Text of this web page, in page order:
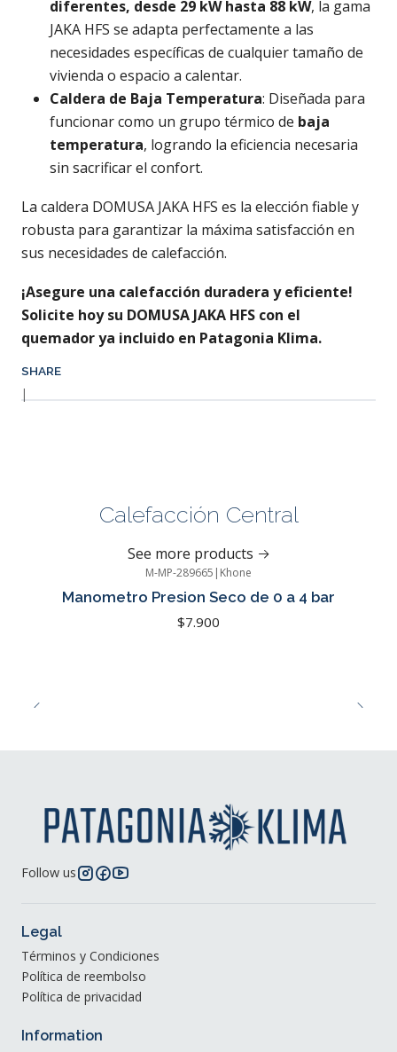
diferentes, desde 29 kW hasta 88 kW, la gama
JAKA HFS se adapta perfectamente a las
necesidades específicas de cualquier tamaño de
vivienda o espacio a calentar.
Caldera de Baja Temperatura: Diseñada para
funcionar como un grupo térmico de baja
temperatura, logrando la eficiencia necesaria
sin sacrificar el confort.
La caldera DOMUSA JAKA HFS es la elección fiable y
robusta para garantizar la máxima satisfacción en
sus necesidades de calefacción.
¡Asegure una calefacción duradera y eficiente!
Solicite hoy su DOMUSA JAKA HFS con el
quemador ya incluido en Patagonia Klima.
SHARE
|
Calefacción Central
See more products
M-MP-289665 | Khone
Manometro Presion Seco de 0 a 4 bar
$7.900
Follow us
Legal
Términos y Condiciones
Política de reembolso
Política de privacidad
Information